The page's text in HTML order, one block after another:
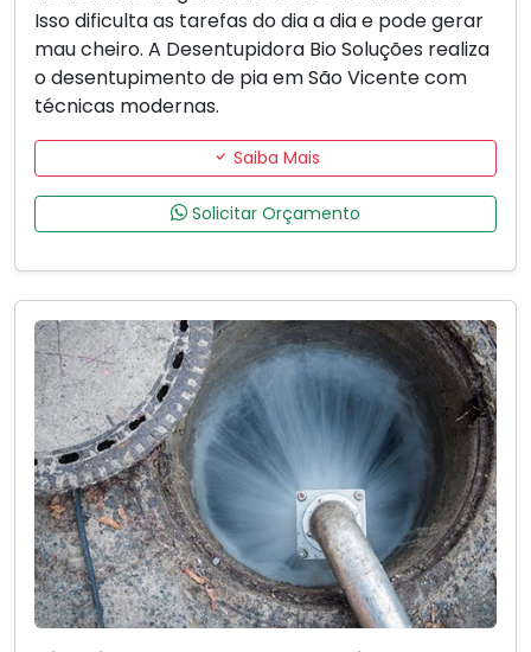
Isso dificulta as tarefas do dia a dia e pode gerar
mau cheiro. A Desentupidora Bio Soluções realiza
o desentupimento de pia em São Vicente com
técnicas modernas.
Saiba Mais
Solicitar Orçamento